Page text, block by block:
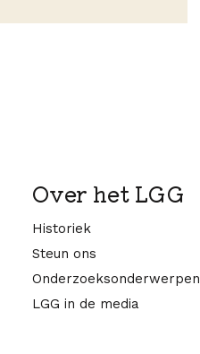
Over het LGG
Historiek
Steun ons
Onderzoeksonderwerpen
LGG in de media